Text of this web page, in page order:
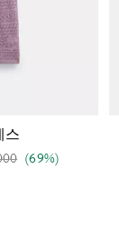
스
하 전
인하됨
(69%)